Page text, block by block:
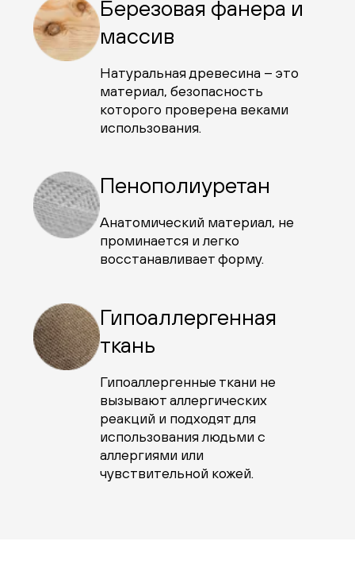
Березовая фанера и
массив
Натуральная древесина – это
материал, безопасность
которого проверена веками
использования.
Пенополиуретан
Анатомический материал, не
проминается и легко
восстанавливает форму.
Гипоаллергенная
ткань
Гипоаллергенные ткани не
вызывают аллергических
реакций и подходят для
использования людьми с
аллергиями или
чувствительной кожей.